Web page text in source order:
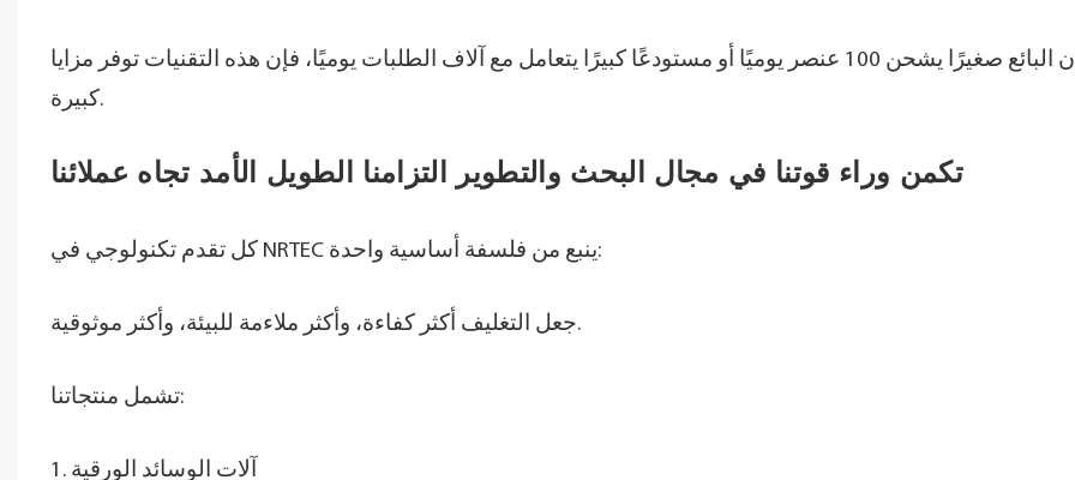
سواء كان البائع صغيرًا يشحن 100 عنصر يوميًا أو مستودعًا كبيرًا يتعامل مع آلاف الطلبات يوميًا، فإن هذه التقنيات توفر مزايا
كبيرة.
تكمن وراء قوتنا في مجال البحث والتطوير التزامنا الطويل الأمد تجاه عملائنا
كل تقدم تكنولوجي في NRTEC ينبع من فلسفة أساسية واحدة:
جعل التغليف أكثر كفاءة، وأكثر ملاءمة للبيئة، وأكثر موثوقية.
تشمل منتجاتنا:
1. آلات الوسائد الورقية